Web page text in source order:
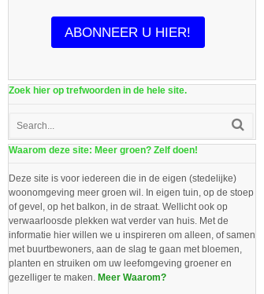
ABONNEER U HIER!
Zoek hier op trefwoorden in de hele site.
Waarom deze site: Meer groen? Zelf doen!
Deze site is voor iedereen die in de eigen (stedelijke)
woonomgeving meer groen wil. In eigen tuin, op de stoep
of gevel, op het balkon, in de straat. Wellicht ook op
verwaarloosde plekken wat verder van huis. Met de
informatie hier willen we u inspireren om alleen, of samen
met buurtbewoners, aan de slag te gaan met bloemen,
planten en struiken om uw leefomgeving groener en
gezelliger te maken. Meer Waarom?